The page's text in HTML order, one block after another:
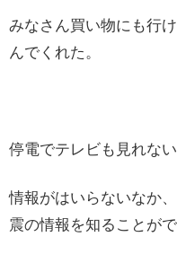
みなさん買い物にも行
んでくれた。
停電でテレビも見れない
情報がはいらないなか
震の情報を知ることがで